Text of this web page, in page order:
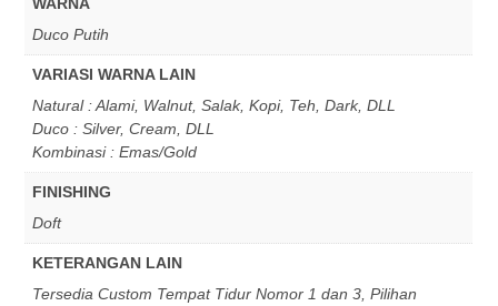
Duco Putih
VARIASI WARNA LAIN
Natural : Alami, Walnut, Salak, Kopi, Teh, Dark, DLL
Duco : Silver, Cream, DLL
Kombinasi : Emas/Gold
FINISHING
Doft
KETERANGAN LAIN
Tersedia Custom Tempat Tidur Nomor 1 dan 3, Pilihan